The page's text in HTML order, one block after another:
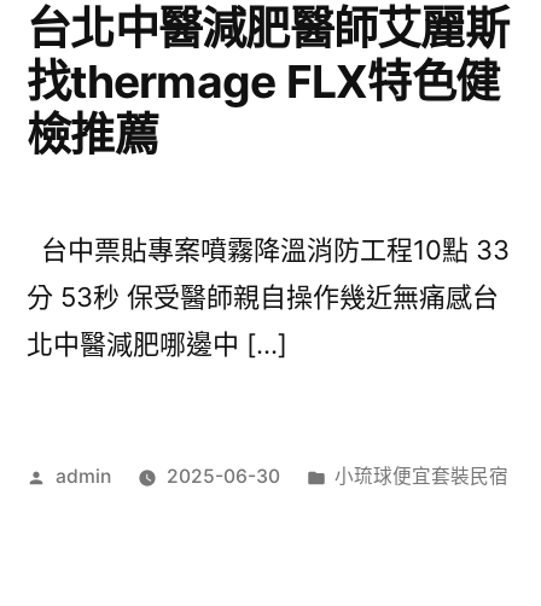
台北中醫減肥醫師艾麗斯
找thermage FLX特色健
檢推薦
台中票貼專案噴霧降溫消防工程10點 33
分 53秒 保受醫師親自操作幾近無痛感台
北中醫減肥哪邊中 […]
作
admin 2025-06-30
分
小琉球便宜套裝民宿